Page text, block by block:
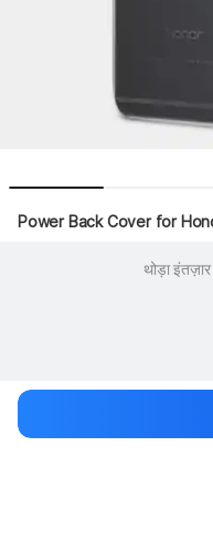
Power Back Cover for
थोड़ा